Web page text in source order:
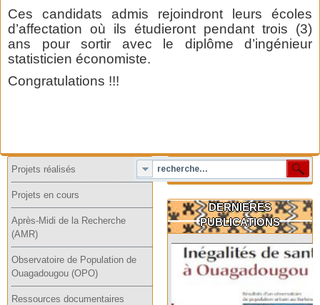
Ces candidats admis rejoindront leurs écoles
d’affectation où ils étudieront pendant trois (3)
ans pour sortir avec le diplôme d’ingénieur
statisticien économiste.
Congratulations !!!
Projets réalisés
Projets en cours
Après-Midi de la Recherche
(AMR)
Observatoire de Population de
Ouagadougou (OPO)
Ressources documentaires
DERNIERES
PUBLICATIONS